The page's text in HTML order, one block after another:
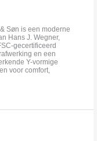
Søn is een moderne
Hans J. Wegner,
gecertificeerd
en een
Y-vormige
voor comfort,